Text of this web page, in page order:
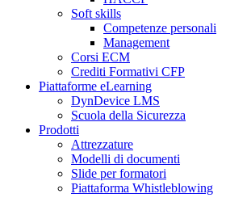
Soft skills
Competenze personali
Management
Corsi ECM
Crediti Formativi CFP
Piattaforme eLearning
DynDevice LMS
Scuola della Sicurezza
Prodotti
Attrezzature
Modelli di documenti
Slide per formatori
Piattaforma Whistleblowing